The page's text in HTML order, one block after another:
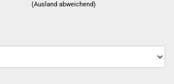
(Ausland abweichend)